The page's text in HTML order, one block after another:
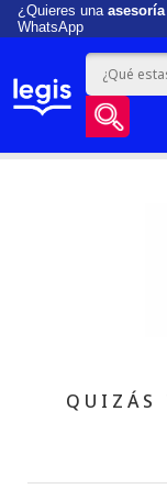
¿Quieres una
WhatsApp
QUIZÁS